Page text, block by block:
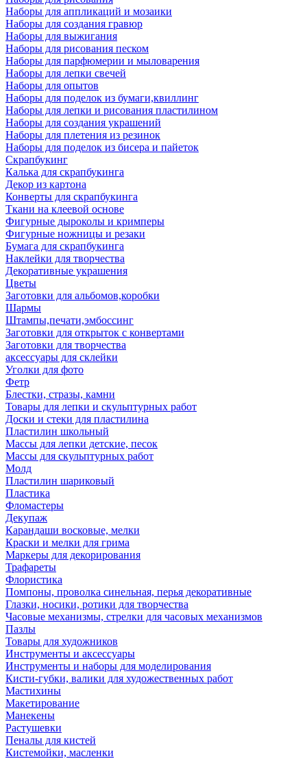
Наборы для аппликаций и мозаики
Наборы для создания гравюр
Наборы для выжигания
Наборы для рисования песком
Наборы для парфюмерии и мыловарения
Наборы для лепки свечей
Наборы для опытов
Наборы для поделок из бумаги,квиллинг
Наборы для лепки и рисования пластилином
Наборы для создания украшений
Наборы для плетения из резинок
Наборы для поделок из бисера и пайеток
Скрапбукинг
Калька для скрапбукинга
Декор из картона
Конверты для скрапбукинга
Ткани на клеевой основе
Фигурные дыроколы и кримперы
Фигурные ножницы и резаки
Бумага для скрапбукинга
Наклейки для творчества
Декоративные украшения
Цветы
Заготовки для альбомов,коробки
Шармы
Штампы,печати,эмбоссинг
Заготовки для открыток с конвертами
Заготовки для творчества
аксессуары для склейки
Уголки для фото
Фетр
Блестки, стразы, камни
Товары для лепки и скульптурных работ
Доски и стеки для пластилина
Пластилин школьный
Массы для лепки детские, песок
Массы для скульптурных работ
Молд
Пластилин шариковый
Пластика
Фломастеры
Декупаж
Карандаши восковые, мелки
Краски и мелки для грима
Маркеры для декорирования
Трафареты
Флористика
Помпоны, проволка синельная, перья декоративные
Глазки, носики, ротики для творчества
Часовые механизмы, стрелки для часовых механизмов
Пазлы
Товары для художников
Инструменты и аксессуары
Инструменты и наборы для моделирования
Кисти-губки, валики для художественных работ
Мастихины
Макетирование
Манекены
Растушевки
Пеналы для кистей
Кистемойки, масленки